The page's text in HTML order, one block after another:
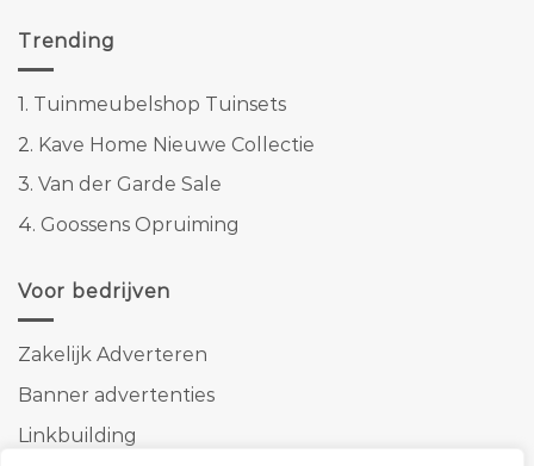
Trending
1. Tuinmeubelshop Tuinsets
2. Kave Home Nieuwe Collectie
3. Van der Garde Sale
4. Goossens Opruiming
Voor bedrijven
Zakelijk Adverteren
Banner advertenties
Linkbuilding